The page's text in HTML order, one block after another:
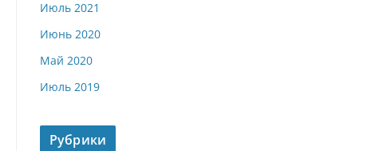
Июль 2021
Июнь 2020
Май 2020
Июль 2019
Рубрики